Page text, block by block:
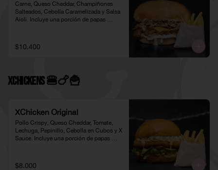
Carne, Queso Cheddar, Champiñones
Salteados, Cebolla Caramelizada y Salsa
Aioli. Incluye una porción de papas
$10.400
XChickens 🍔🍗🍟
XChicken Original
Pollo Crispy, Queso Cheddar, Tomate,
Lechuga, Pepinillo, Cebolla en Cubos y X
Sauce. Incluye una porción de papas
$8.000